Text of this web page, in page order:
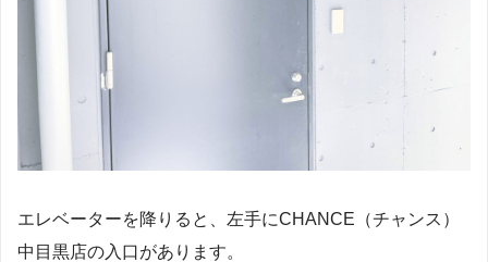
エレベーターを降りると、左手にCHANCE（チャンス）
中目黒店の入口があります。